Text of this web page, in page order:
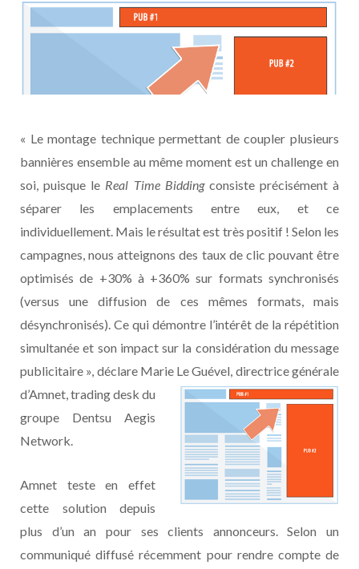
« Le montage technique permettant de coupler plusieurs
bannières ensemble au même moment est un challenge en
soi, puisque le Real Time Biddingconsiste précisément à
séparer les emplacements entre eux, et ce
individuellement. Mais le résultat est très positif ! Selon les
campagnes, nous atteignons des taux de clic pouvant être
optimisés de +30% à +360% sur formats synchronisés
(versus une diffusion de ces mêmes formats, mais
désynchronisés). Ce qui démontre l’intérêt de la répétition
simultanée et son impact sur la considération du message
publicitaire », déclare Marie Le Guével, directrice générale
d’Amnet, trading desk du
groupe Dentsu Aegis
Network.
Amnet teste en effet
cette solution depuis
plus d’un an pour ses clients annonceurs. Selon un
communiqué diffusé récemment pour rendre compte de